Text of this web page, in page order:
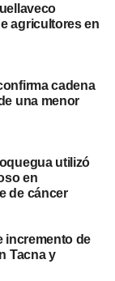
agricultores en
cadena
una menor
utilizó
en
de cáncer
incremento de
Tacna y